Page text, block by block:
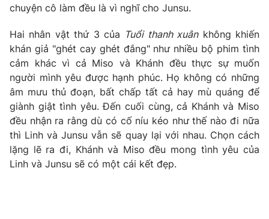
THỜI BÁO VTV
Theo dõi báo trên
Cơ quan chủ quản:Đài Truyền hình Việt Nam
Cơ quan báo chí:Thời báo VTV
Giấy phép hoạt động báo in và báo điện tử số 483/GP-BTTTT
cấp ngày 29/12/2023
chuyện cô làm đều là vì nghĩ cho Junsu.
Hai nhân vật thứ 3 của Tuổi thanh xuânkhông khiến
khán giả "ghét cay ghét đắng" như nhiều bộ phim tình
cảm khác vì cả Miso và Khánh đều thực sự muốn
người mình yêu được hạnh phúc. Họ không có những
âm mưu thủ đoạn, bất chấp tất cả hay mù quáng để
giành giật tình yêu. Đến cuối cùng, cả Khánh và Miso
đều nhận ra rằng dù có cố níu kéo như thế nào đi nữa
thì Linh và Junsu vẫn sẽ quay lại với nhau. Chọn cách
lặng lẽ ra đi, Khánh và Miso đều mong tình yêu của
Linh và Junsu sẽ có một cái kết đẹp.